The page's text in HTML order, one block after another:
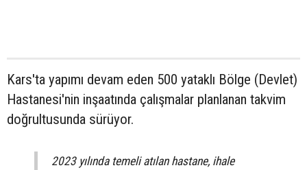
Kars'ta yapımı devam eden 500 yataklı Bölge (Devlet)
Hastanesi'nin inşaatında çalışmalar planlanan takvim
doğrultusunda sürüyor.
2023 yılında temeli atılan hastane, ihale